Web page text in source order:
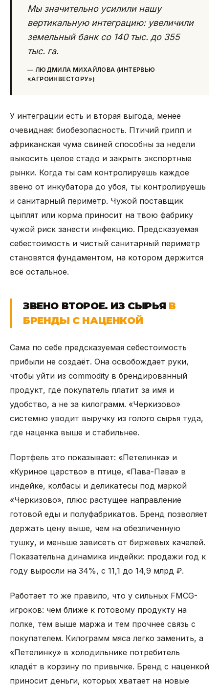
Мы значительно усилили нашу
вертикальную интеграцию: увеличили
земельный банк со 140 тыс. до 355
тыс. га.
— ЛЮДМИЛА МИХАЙЛОВА (ИНТЕРВЬЮ
«АГРОИНВЕСТОРУ»)
У интеграции есть и вторая выгода, менее
очевидная: биобезопасность. Птичий грипп и
африканская чума свиней способны за недели
выкосить целое стадо и закрыть экспортные
рынки. Когда ты сам контролируешь каждое
звено от инкубатора до убоя, ты контролируешь
и санитарный периметр. Чужой поставщик
цыплят или корма приносит на твою фабрику
чужой риск занести инфекцию. Предсказуемая
себестоимость и чистый санитарный периметр
становятся фундаментом, на котором держится
всё остальное.
ЗВЕНО ВТОРОЕ. ИЗ СЫРЬЯ В
БРЕНДЫ С НАЦЕНКОЙ
Сама по себе предсказуемая себестоимость
прибыли не создаёт. Она освобождает руки,
чтобы уйти из commodity в брендированный
продукт, где покупатель платит за имя и
удобство, а не за килограмм. «Черкизово»
системно уводит выручку из голого сырья туда,
где наценка выше и стабильнее.
Портфель это показывает: «Петелинка» и
«Куриное царство» в птице, «Пава-Пава» в
индейке, колбасы и деликатесы под маркой
«Черкизово», плюс растущее направление
готовой еды и полуфабрикатов. Бренд позволяет
держать цену выше, чем на обезличенную
тушку, и меньше зависеть от биржевых качелей.
Показательна динамика индейки: продажи год к
году выросли на 34%, с 11,1 до 14,9 млрд ₽.
Работает то же правило, что у сильных FMCG-
игроков: чем ближе к готовому продукту на
полке, тем выше маржа и тем прочнее связь с
покупателем. Килограмм мяса легко заменить, а
«Петелинку» в холодильнике потребитель
кладёт в корзину по привычке. Бренд с наценкой
приносит деньги, которых хватает на новые